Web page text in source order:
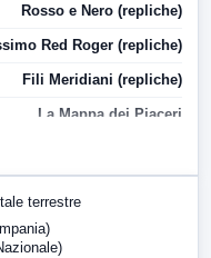
Rosso e Nero (repliche)
Red Roger (repliche)
Fili Meridiani (repliche)
La Mappa dei Piaceri
terrestre